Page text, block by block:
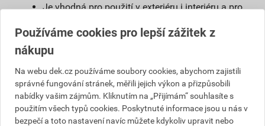
Je vhodná pro použití v exteriéru i interiéru a pro
na vlhké zdivo.
Použitím samočisticí omítky weberpas
fasády a podstatně snižují náklady na její
údržbu.
Díky velmi malému podílu organických částic
obsažených v omítce, vzniká na povrchu omítky
Používáme cookies pro lepší zážitek z
nákupu
Na webu dek.cz používáme soubory cookies, abychom zajistili
správné fungování stránek, měřili jejich výkon a přizpůsobili
nabídky vašim zájmům. Kliknutím na „Přijímám“ souhlasíte s
použitím všech typů cookies. Poskytnuté informace jsou u nás v
bezpečí a toto nastavení navíc můžete kdykoliv upravit nebo